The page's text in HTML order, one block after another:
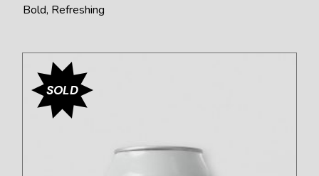
Bold Refreshing
SOLD